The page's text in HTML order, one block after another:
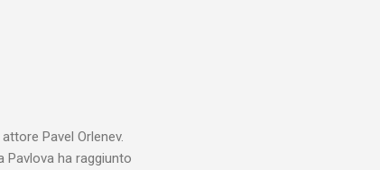
Pavel Orlenev.
Pavlova ha raggiunto